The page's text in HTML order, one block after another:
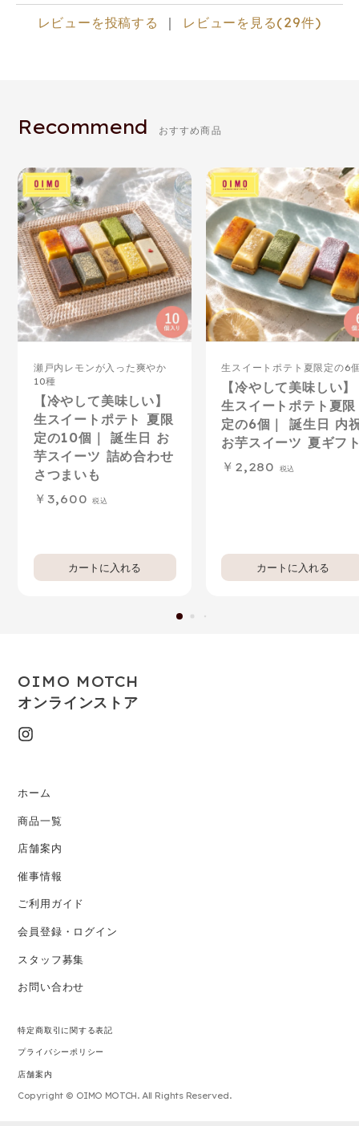
レビューを投稿する ｜ レビューを見る(29件)
Recommend おすすめ商品
瀬戸内レモンが入った爽やか
10種
【冷やして美味しい】
生スイートポテト 夏限
定の10個｜ 誕生日 お
芋スイーツ 詰め合わせ
さつまいも
3,600
生スイートポテト夏限定の6
【冷やして美味しい】
生スイートポテト夏限
定の6個｜ 誕生日 内
お芋スイーツ 夏ギフ
2,280
OIMO MOTCH
オンラインストア
ホーム
商品一覧
店舗案内
催事情報
ご利用ガイド
会員登録・ログイン
スタッフ募集
お問い合わせ
特定商取引に関する表記
プライバシーポリシー
店舗案内
Copyright © OIMO MOTCH. All Rights Reserved.